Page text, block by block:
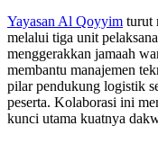
Yayasan Al Qoyyim turut
melalui tiga unit
menggerakkan jamaah
membantu manajemen
pilar pendukung logistik
peserta. Kolaborasi ini
kunci utama kuatnya